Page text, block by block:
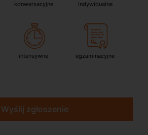
konwersacyjne indywidualne
intensywne egzaminacyjne
Wyślij zgłoszenie